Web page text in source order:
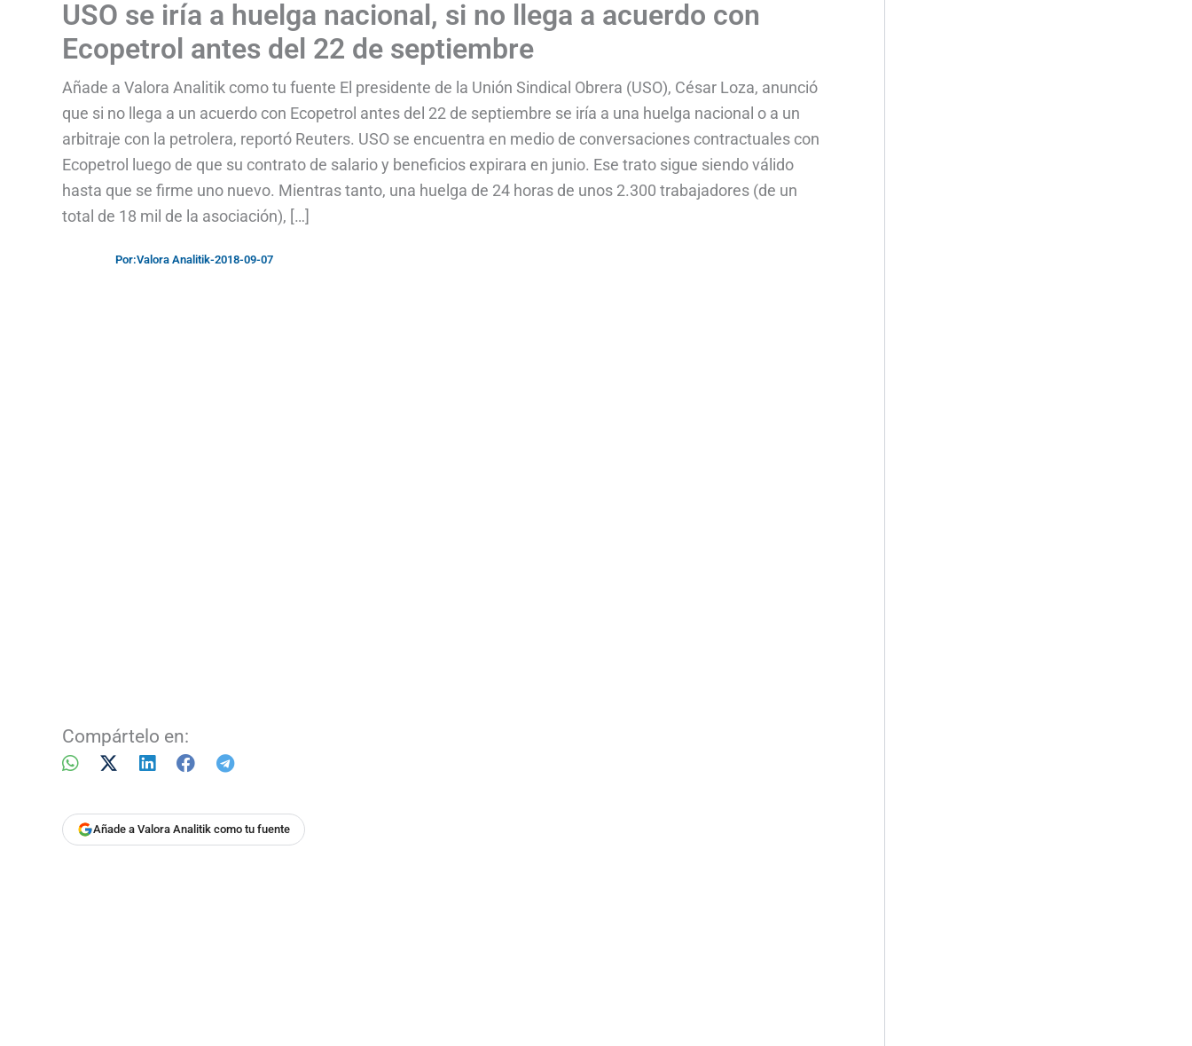
USO se iría a huelga nacional, si no llega a acuerdo con
Ecopetrol antes del 22 de septiembre
Añade a Valora Analitik como tu fuente El presidente de la Unión Sindical Obrera (USO), César Loza, anunció
que si no llega a un acuerdo con Ecopetrol antes del 22 de septiembre se iría a una huelga nacional o a un
arbitraje con la petrolera, reportó Reuters. USO se encuentra en medio de conversaciones contractuales con
Ecopetrol luego de que su contrato de salario y beneficios expirara en junio. Ese trato sigue siendo válido
hasta que se firme uno nuevo. Mientras tanto, una huelga de 24 horas de unos 2.300 trabajadores (de un
total de 18 mil de la asociación), […]
Por:Valora Analitik-2018-09-07
Compártelo en:
Añade a Valora Analitik como tu fuente